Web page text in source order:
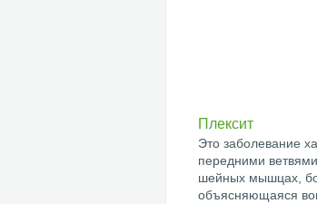
Плексит
Это заболевание
передними
шейных мышцах,
объясняющаяся